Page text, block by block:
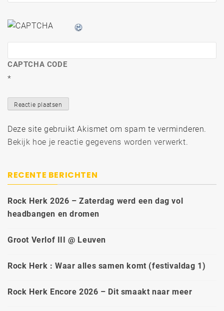
CAPTCHA CODE
*
Deze site gebruikt Akismet om spam te verminderen.
Bekijk hoe je reactie gegevens worden verwerkt.
RECENTE BERICHTEN
Rock Herk 2026 – Zaterdag werd een dag vol
headbangen en dromen
Groot Verlof III @ Leuven
Rock Herk : Waar alles samen komt (festivaldag 1)
Rock Herk Encore 2026 – Dit smaakt naar meer